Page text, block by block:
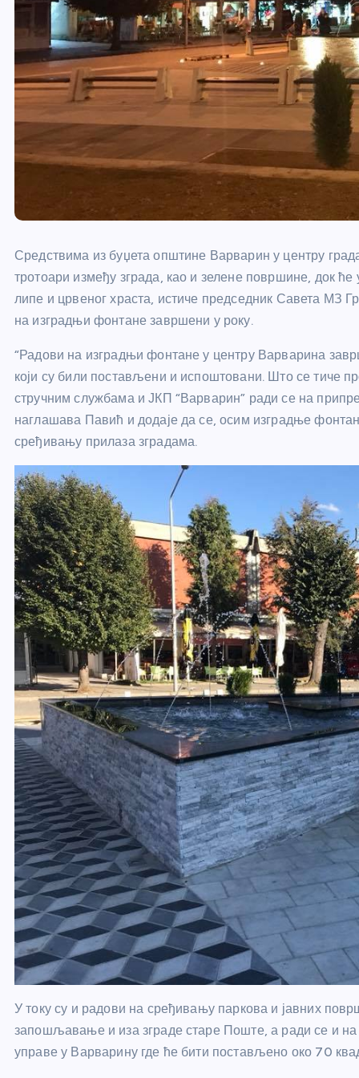
Средствима из буџета општине Варварин у центру
тротоари између зграда, као и зелене површине, док
липе и црвеног храста, истиче председник Савета МЗ
на изградњи фонтане завршени у року.
“Радови на изградњи фонтане у центру Варварина
који су били постављени и испоштовани. Што се тиче
стручним службама и ЈКП “Варварин” ради се на
наглашава Павић и додаје да се, осим изградње
сређивању прилаза зградама.
У току су и радови на сређивању паркова и јавних
запошљавање и иза зграде старе Поште, а ради се и на
управе у Варварину где ће бити постављено око 70